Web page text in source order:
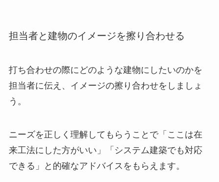
担当者と建物のイメージを擦り合わせる
打ち合わせの際にどのような建物にしたいのかを
担当者に伝え、イメージの擦り合わせをしましょ
う。
ニーズを正しく理解してもらうことで「ここは在
来工法にした方がいい」「システム建築でも対応
できる」と的確なアドバイスをもらえます。